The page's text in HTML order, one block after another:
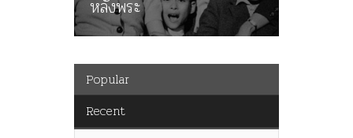
หลังพระ
Popular
Recent